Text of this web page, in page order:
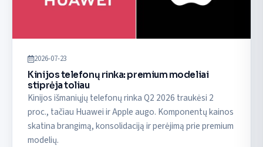
2026-07-23
Kinijos telefonų rinka: premium modeliai
stiprėja toliau
Kinijos išmaniųjų telefonų rinka Q2 2026 traukėsi 2
proc., tačiau Huawei ir Apple augo. Komponentų kainos
skatina brangimą, konsolidaciją ir perėjimą prie premium
modelių.